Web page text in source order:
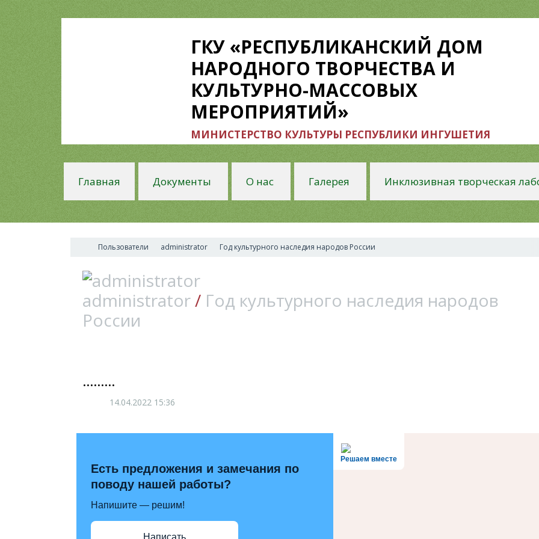
ГКУ «РЕСПУБЛИКАНСКИЙ ДОМ
НАРОДНОГО ТВОРЧЕСТВА И
КУЛЬТУРНО-МАССОВЫХ
МЕРОПРИЯТИЙ»
МИНИСТЕРСТВО КУЛЬТУРЫ РЕСПУБЛИКИ ИНГУШЕТИЯ
Главная Документы О нас Галерея Инклюзивная творческая
Пользователи administrator Год культурного наследия народов России
administrator/ Год культурного наследия народов
России
.........
14.04.2022 15:36
Решаем вместе
Есть предложения и замечания по
поводу нашей работы?
Напишите — решим!
Написать